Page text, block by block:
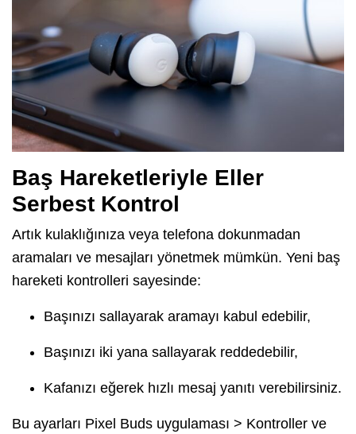
Baş Hareketleriyle Eller
Serbest Kontrol
Artık kulaklığınıza veya telefona dokunmadan
aramaları ve mesajları yönetmek mümkün. Yeni baş
hareketi kontrolleri sayesinde:
Başınızı sallayarak aramayı kabul edebilir,
Başınızı iki yana sallayarak reddedebilir,
Kafanızı eğerek hızlı mesaj yanıtı verebilirsiniz.
Bu ayarları Pixel Buds uygulaması > Kontroller ve